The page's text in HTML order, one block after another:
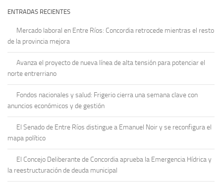
ENTRADAS RECIENTES
Mercado laboral en Entre Ríos: Concordia retrocede mientras el resto
de la provincia mejora
Avanza el proyecto de nueva línea de alta tensión para potenciar el
norte entrerriano
Fondos nacionales y salud: Frigerio cierra una semana clave con
anuncios económicos y de gestión
El Senado de Entre Ríos distingue a Emanuel Noir y se reconfigura el
mapa político
El Concejo Deliberante de Concordia aprueba la Emergencia Hídrica y
la reestructuración de deuda municipal